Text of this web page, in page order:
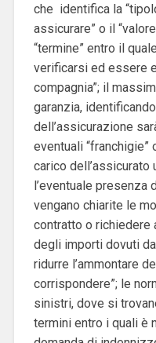
che identifica la
assicurare” o il
“termine” entro il
verificarsi ed essere
compagnia”; il
garanzia,
dell’assicurazione
eventuali “franchigie”
carico dell’assicurato
l’eventuale presenza
vengano chiarite le
contratto o richiedere
degli importi dovuti
ridurre l’ammontare
corrispondere”; le
sinistri, dove si
termini entro i quali è